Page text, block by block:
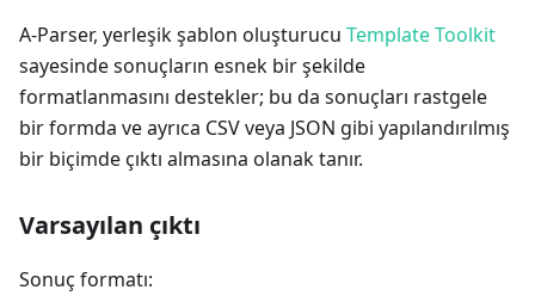
A-Parser, yerleşik şablon oluşturucu Template Toolkit
sayesinde sonuçların esnek bir şekilde
formatlanmasını destekler; bu da sonuçları rastgele
bir formda ve ayrıca CSV veya JSON gibi yapılandırılmış
bir biçimde çıktı almasına olanak tanır.
Varsayılan çıktı
Sonuç formatı: